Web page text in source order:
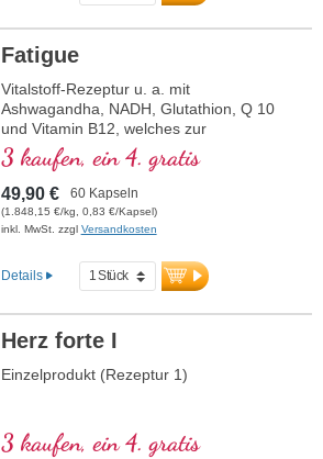
Fatigue
Vitalstoff-Rezeptur u. a. mit
Ashwagandha, NADH, Glutathion, Q 10
und Vitamin B12, welches zur
Verringerung von Müdigkeit und
Ermüdung beiträgt.
3 kaufen, ein 4. gratis
49,90 € 60 Kapseln
(1.848,15 €/kg, 0,83 €/Kapsel)
inkl. MwSt. zzgl Versandkosten
Details
Herz forte I
Einzelprodukt (Rezeptur 1)
3 kaufen, ein 4. gratis